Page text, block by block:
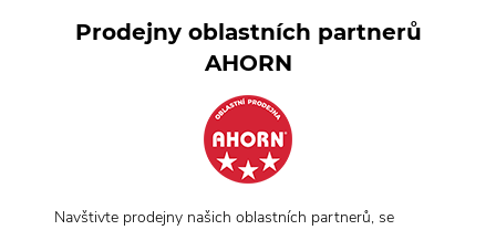
Prodejny oblastních partnerů
AHORN
Navštivte prodejny našich oblastních partnerů, se